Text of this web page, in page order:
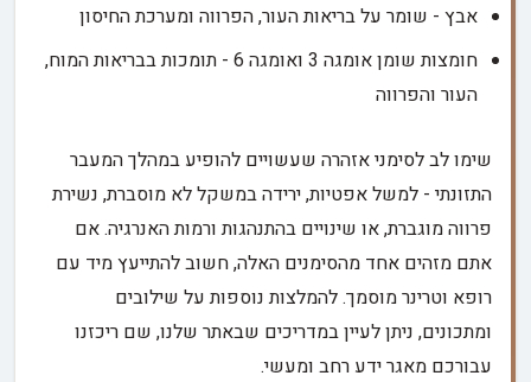
אבץ - שומר על בריאות העור, הפרווה ומערכת החיסון
חומצות שומן אומגה 3 ואומגה 6 - תומכות בבריאות המוח,
העור והפרווה
שימו לב לסימני אזהרה שעשויים להופיע במהלך המעבר
התזונתי - למשל אפטיות, ירידה במשקל לא מוסברת, נשירת
פרווה מוגברת, או שינויים בהתנהגות ורמות האנרגיה. אם
אתם מזהים אחד מהסימנים האלה, חשוב להתייעץ מיד עם
רופא וטרינר מוסמך. להמלצות נוספות על שילובים
ומתכונים, ניתן לעיין במדריכים שבאתר שלנו, שם ריכזנו
עבורכם מאגר ידע רחב ומעשי.